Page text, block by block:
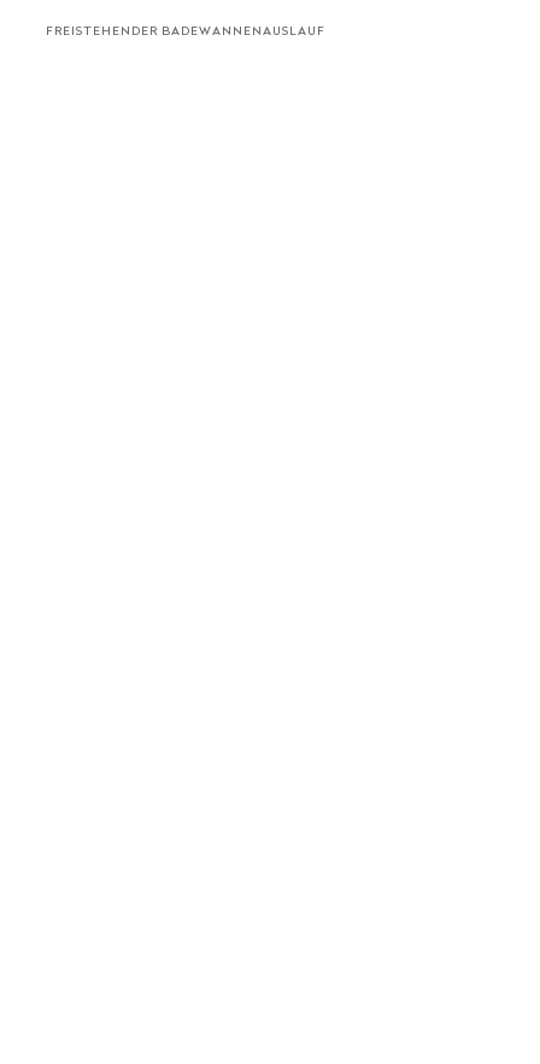
FREISTEHENDER BADEWANNENAUSLAUF